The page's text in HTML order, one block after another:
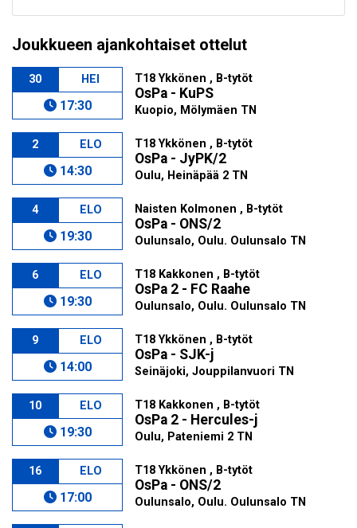
Joukkueen ajankohtaiset ottelut
30 HEI
17:30
T18 Ykkönen , B-tytöt
OsPa - KuPS
Kuopio, Mölymäen TN
2 ELO
14:30
T18 Ykkönen , B-tytöt
OsPa - JyPK/2
Oulu, Heinäpää 2 TN
4 ELO
19:30
Naisten Kolmonen , B-tytöt
OsPa - ONS/2
Oulunsalo, Oulu. Oulunsalo TN
6 ELO
19:30
T18 Kakkonen , B-tytöt
OsPa 2 - FC Raahe
Oulunsalo, Oulu. Oulunsalo TN
9 ELO
14:00
T18 Ykkönen , B-tytöt
OsPa - SJK-j
Seinäjoki, Jouppilanvuori TN
10 ELO
19:30
T18 Kakkonen , B-tytöt
OsPa 2 - Hercules-j
Oulu, Pateniemi 2 TN
16 ELO
17:00
T18 Ykkönen , B-tytöt
OsPa - ONS/2
Oulunsalo, Oulu. Oulunsalo TN